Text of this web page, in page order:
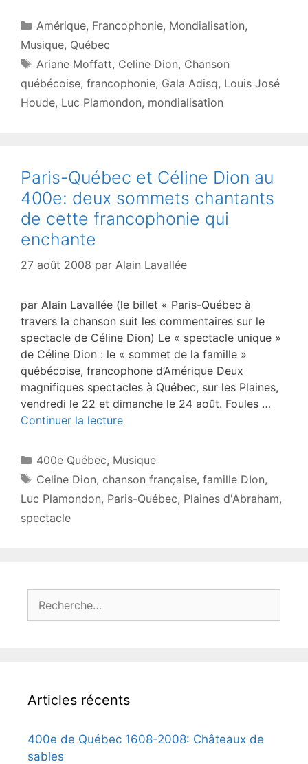
Catégories
Amérique, Francophonie, Mondialisation,
Musique, Québec
Étiquettes
Ariane Moffatt, Celine Dion, Chanson
québécoise, francophonie, Gala Adisq, Louis José
Houde, Luc Plamondon, mondialisation
Paris-Québec et Céline Dion au
400e: deux sommets chantants
de cette francophonie qui
enchante
27 août 2008 par Alain Lavallée
par Alain Lavallée (le billet « Paris-Québec à
travers la chanson suit les commentaires sur le
spectacle de Céline Dion) Le « spectacle unique »
de Céline Dion : le « sommet de la famille »
québécoise, francophone d’Amérique Deux
magnifiques spectacles à Québec, sur les Plaines,
vendredi le 22 et dimanche le 24 août. Foules …
Continuer la lecture
Catégories
400e Québec, Musique
Étiquettes
Celine Dion, chanson française, famille DIon,
Luc Plamondon, Paris-Québec, Plaines d'Abraham,
spectacle
Articles récents
400e de Québec 1608-2008: Châteaux de
sables